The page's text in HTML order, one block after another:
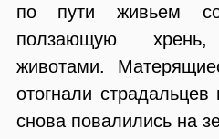
по пути живьем
ползающую
животами.
отогнали
снова повалились на